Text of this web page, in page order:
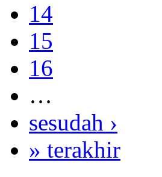
14
15
16
…
sesudah ›
» terakhir